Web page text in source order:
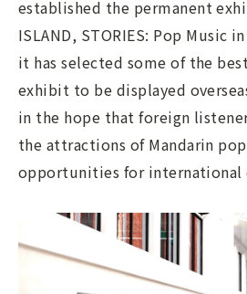
established the permanent
ISLAND, STORIES: Pop Music
it has selected some of the
exhibit to be displayed
in the hope that foreign
the attractions of Mandarin
opportunities for international